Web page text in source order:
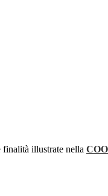
illustrate nella